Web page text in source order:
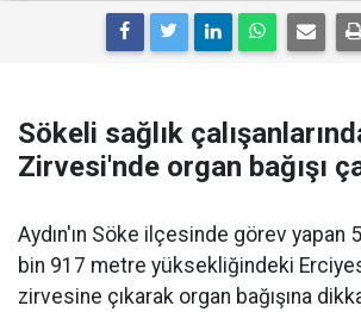
Sökeli sağlık
Zirvesi'nde organ bağışı
Aydın'ın Söke ilçesinde görev yapan 5
bin 917 metre yüksekliğindeki Erciyes
zirvesine çıkarak organ bağışına